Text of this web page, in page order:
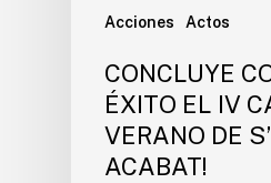
Acciones Actos
CONCLUYE
ÉXITO EL IV
VERANO DE
ACABAT!